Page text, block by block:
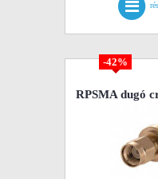
-42%
RPSMA dugó